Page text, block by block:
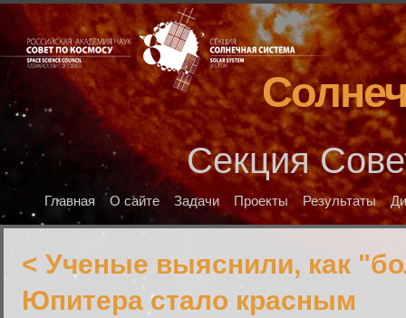
Секция
Главная О сайте Задачи Проекты Результаты
< Ученые выяснили, как
Юпитера стало красным